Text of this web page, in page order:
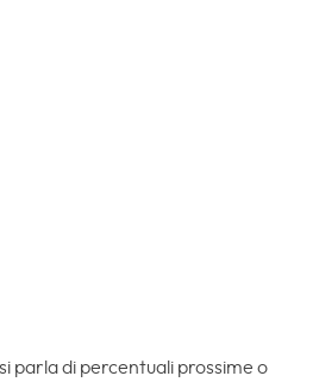
parla di percentuali prossime o